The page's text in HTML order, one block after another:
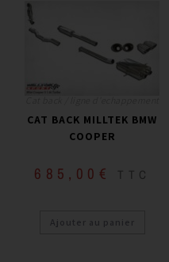
CAT BACK MILLTEK BMW
COOPER
685,00 € TTC
Ajouter au panier